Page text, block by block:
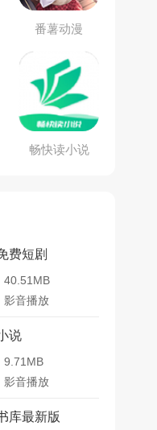
番薯动漫
畅快读小说
费短剧
40.51MB
影音播放
说
9.71MB
影音播放
库最新版